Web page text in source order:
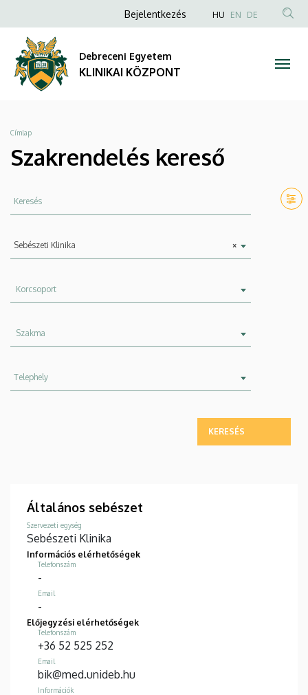
Szakrendelés
kereső
KLINIKAI
KÖZPONT
a
tartalomra
Anonim
fiók
menüje
Bejelentkezés HU EN DE
Debreceni Egyetem
KLINIKAI KÖZPONT
Morzsa
Címlap
Szakrendelés kereső
Keresés
Szervezeti
egység
×
Sebészeti Klinika
Korcsoport
Korcsoport
Szakma
Szakma
Telephely
Telephely
Általános sebészet
Szervezeti egység
Sebészeti Klinika
Információs elérhetőségek
Telefonszám
-
Email
-
Előjegyzési elérhetőségek
Telefonszám
+36 52 525 252
Email
bik@med.unideb.hu
Információk